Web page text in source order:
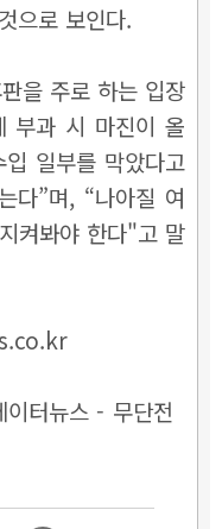
으로 보인다.
을 주로 하는 입장
부과 시 마진이 올
일부를 막았다고
다”며, “나아질 여
켜봐야 한다"고 말
터뉴스 - 무단전